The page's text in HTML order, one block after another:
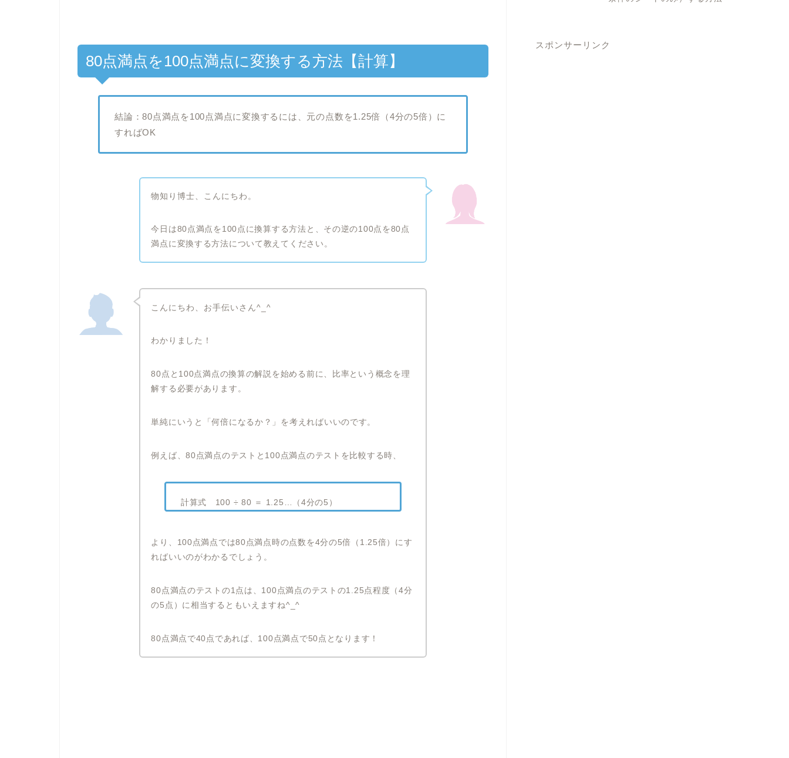
80点満点を100点満点に変換する方法【計算】
結論：80点満点を100点満点に変換するには、元の点数を1.25倍（4分の5倍）に
すればOK
物知り博士、こんにちわ。
今日は80点満点を100点に換算する方法と、その逆の100点を80点
満点に変換する方法について教えてください。
こんにちわ、お手伝いさん^_^
わかりました！
80点と100点満点の換算の解説を始める前に、比率という概念を理
解する必要があります。
単純にいうと「何倍になるか？」を考えればいいのです。
例えば、80点満点のテストと100点満点のテストを比較する時、
計算式 100 ÷ 80 ＝ 1.25…（4分の5）
より、100点満点では80点満点時の点数を4分の5倍（1.25倍）にす
ればいいのがわかるでしょう。
80点満点のテストの1点は、100点満点のテストの1.25点程度（4分
の5点）に相当するともいえますね^_^
80点満点で40点であれば、100点満点で50点となります！
スポンサーリンク